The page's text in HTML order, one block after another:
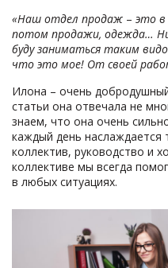
«Наш отдел продаж – это в
потом продажи, одежда…
буду заниматься таким
что это мое! От своей
Илона – очень
статьи она отвечала не
знаем, что она очень
каждый день
коллектив, руководство и
коллективе мы всегда
в любых ситуациях.